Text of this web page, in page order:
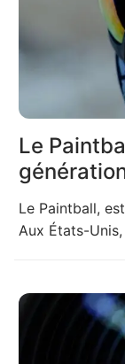
Le
Le Paintball,
Aux États-